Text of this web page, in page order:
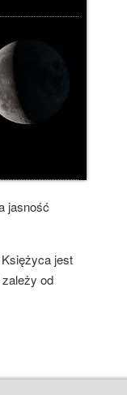
jasność
jest
od